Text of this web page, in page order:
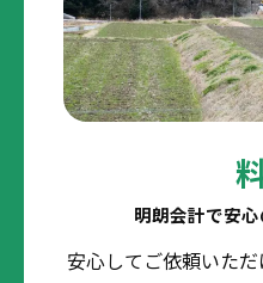
明朗会計で安
安心してご依頼いた